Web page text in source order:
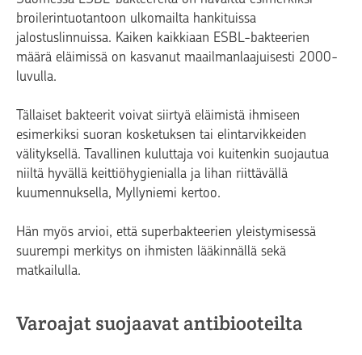
broilerintuotantoon ulkomailta hankituissa
jalostuslinnuissa. Kaiken kaikkiaan ESBL-bakteerien
määrä eläimissä on kasvanut maailmanlaajuisesti 2000-
luvulla.
Tällaiset bakteerit voivat siirtyä eläimistä ihmiseen
esimerkiksi suoran kosketuksen tai elintarvikkeiden
välityksellä. Tavallinen kuluttaja voi kuitenkin suojautua
niiltä hyvällä keittiöhygienialla ja lihan riittävällä
kuumennuksella, Myllyniemi kertoo.
Hän myös arvioi, että superbakteerien yleistymisessä
suurempi merkitys on ihmisten lääkinnällä sekä
matkailulla.
Varoajat suojaavat antibiooteilta